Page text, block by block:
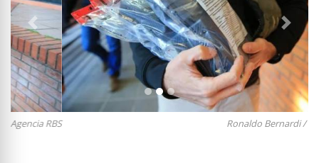
Ronaldo Bernardi / Agencia RBS
Anterior